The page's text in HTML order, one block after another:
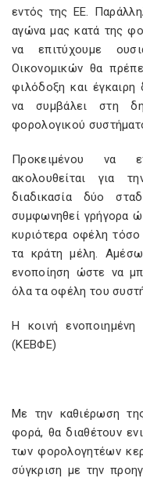
εντός της ΕΕ.
αγώνα μας κατά της
να επιτύχουμε
Οικονομικών θα
φιλόδοξη και
να συμβάλει στη
φορολογικού
Προκειμένου να
ακολουθείται για
διαδικασία δύο
συμφωνηθεί γρήγορα
κυριότερα οφέλη
τα κράτη μέλη.
ενοποίηση ώστε να
όλα τα οφέλη του
Η κοινή
(ΚΕΒΦΕ)
Με την καθιέρωση
φορά, θα διαθέτουν
των φορολογητέων
σύγκριση με την